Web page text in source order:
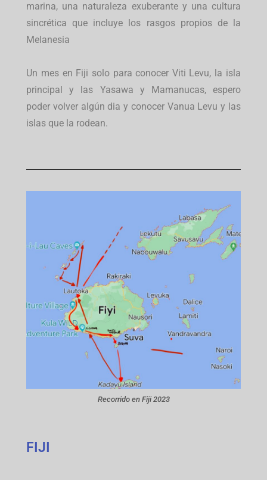
marina, una naturaleza exuberante y una cultura
sincrética que incluye los rasgos propios de la
Melanesia
Un mes en Fiji solo para conocer Viti Levu, la isla
principal y las Yasawa y Mamanucas, espero
poder volver algún dia y conocer Vanua Levu y las
islas que la rodean.
Recorrido en Fiji 2023
FIJI